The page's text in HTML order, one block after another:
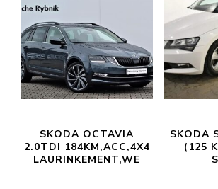
SKODA OCTAVIA
2.0TDI 184KM,ACC,4X4
LAURINKEMENT,WE
SKODA
(125